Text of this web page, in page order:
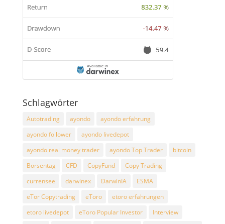
Schlagwörter
Autotrading ayondo
ayondo erfahrung
ayondo follower
ayondo livedepot
ayondo real money trader
ayondo Top Trader
bitcoin
Börsentag
CFD CopyFund
Copy Trading
currensee
darwinex DarwinIA
ESMA
eTor Copytrading
eToro
etoro erfahrungen
etoro livedepot
eToro Popular Investor
Interview